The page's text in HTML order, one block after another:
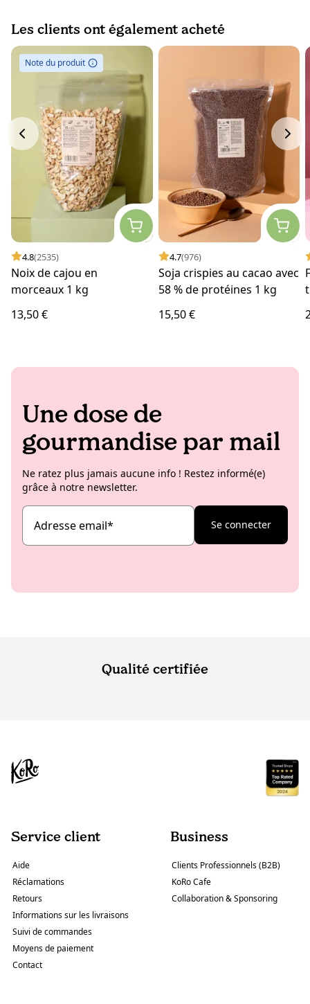
Les clients ont également acheté
Note du produit
4.8(2535)
Noix de cajou en
morceaux 1 kg
13,50 €
4.7(976)
Soja crispies au cacao avec
58 % de protéines 1 kg
15,50 €
Une dose de
gourmandise par mail
Ne ratez plus jamais aucune info ! Restez informé(e)
grâce à notre newsletter.
Adresse email* Se connecter
Qualité certifiée
Service client
Aide
Réclamations
Retours
Informations sur les livraisons
Suivi de commandes
Moyens de paiement
Contact
Business
Clients Professionnels (B2B)
KoRo Cafe
Collaboration & Sponsoring